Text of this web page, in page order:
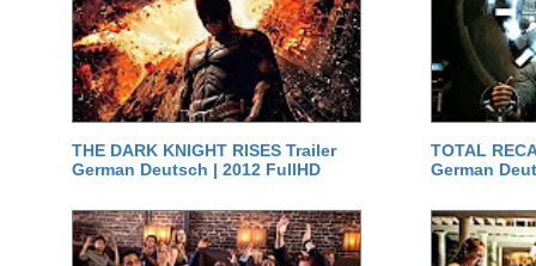
THE DARK KNIGHT RISES Trailer
German Deutsch | 2012 FullHD
TOTAL
German